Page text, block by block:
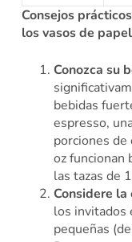
Consejos
los vasos de papel
Conozca su
bebidas
espresso,
porciones de
oz funcionan
las tazas de
Considere la
los invitados
pequeñas